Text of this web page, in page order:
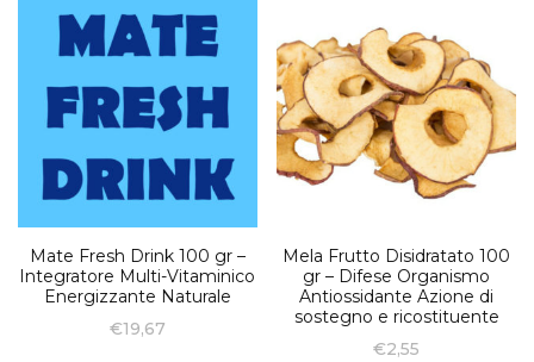
Mate Fresh Drink 100 gr –
Integratore Multi-Vitaminico
Energizzante Naturale
€19,67
Mela Frutto Disidratato 100
gr – Difese Organismo
Antiossidante Azione di
sostegno e ricostituente
€2,55